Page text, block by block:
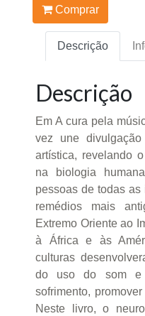
Comprar
Descrição
Descrição
Em A cura pela
vez une
artística, revelando
na biologia
pessoas de todas
remédios mais
Extremo Oriente ao
à África e às
culturas
do uso do som e
sofrimento,
Neste livro, o